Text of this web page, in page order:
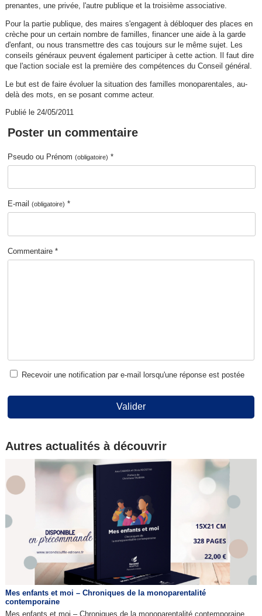
prenantes, une privée, l'autre publique et la troisième associative.
Pour la partie publique, des maires s'engagent à débloquer des places en
crèche pour un certain nombre de familles, financer une aide à la garde
d'enfant, ou nous transmettre des cas toujours sur le même sujet. Les
conseils généraux peuvent également participer à cette action. Il faut dire
que l'action sociale est la première des compétences du Conseil général.
Le but est de faire évoluer la situation des familles monoparentales, au-
delà des mots, en se posant comme acteur.
Publié le 24/05/2011
Poster un commentaire
Pseudo ou Prénom(obligatoire) *
E-mail(obligatoire) *
Commentaire *
Recevoir une notification par e-mail lorsqu'une réponse est postée
Valider
Autres actualités à découvrir
Mes enfants et moi – Chroniques de la monoparentalité
contemporaine
Mes enfants et moi – Chroniques de la monoparentalité contemporaine